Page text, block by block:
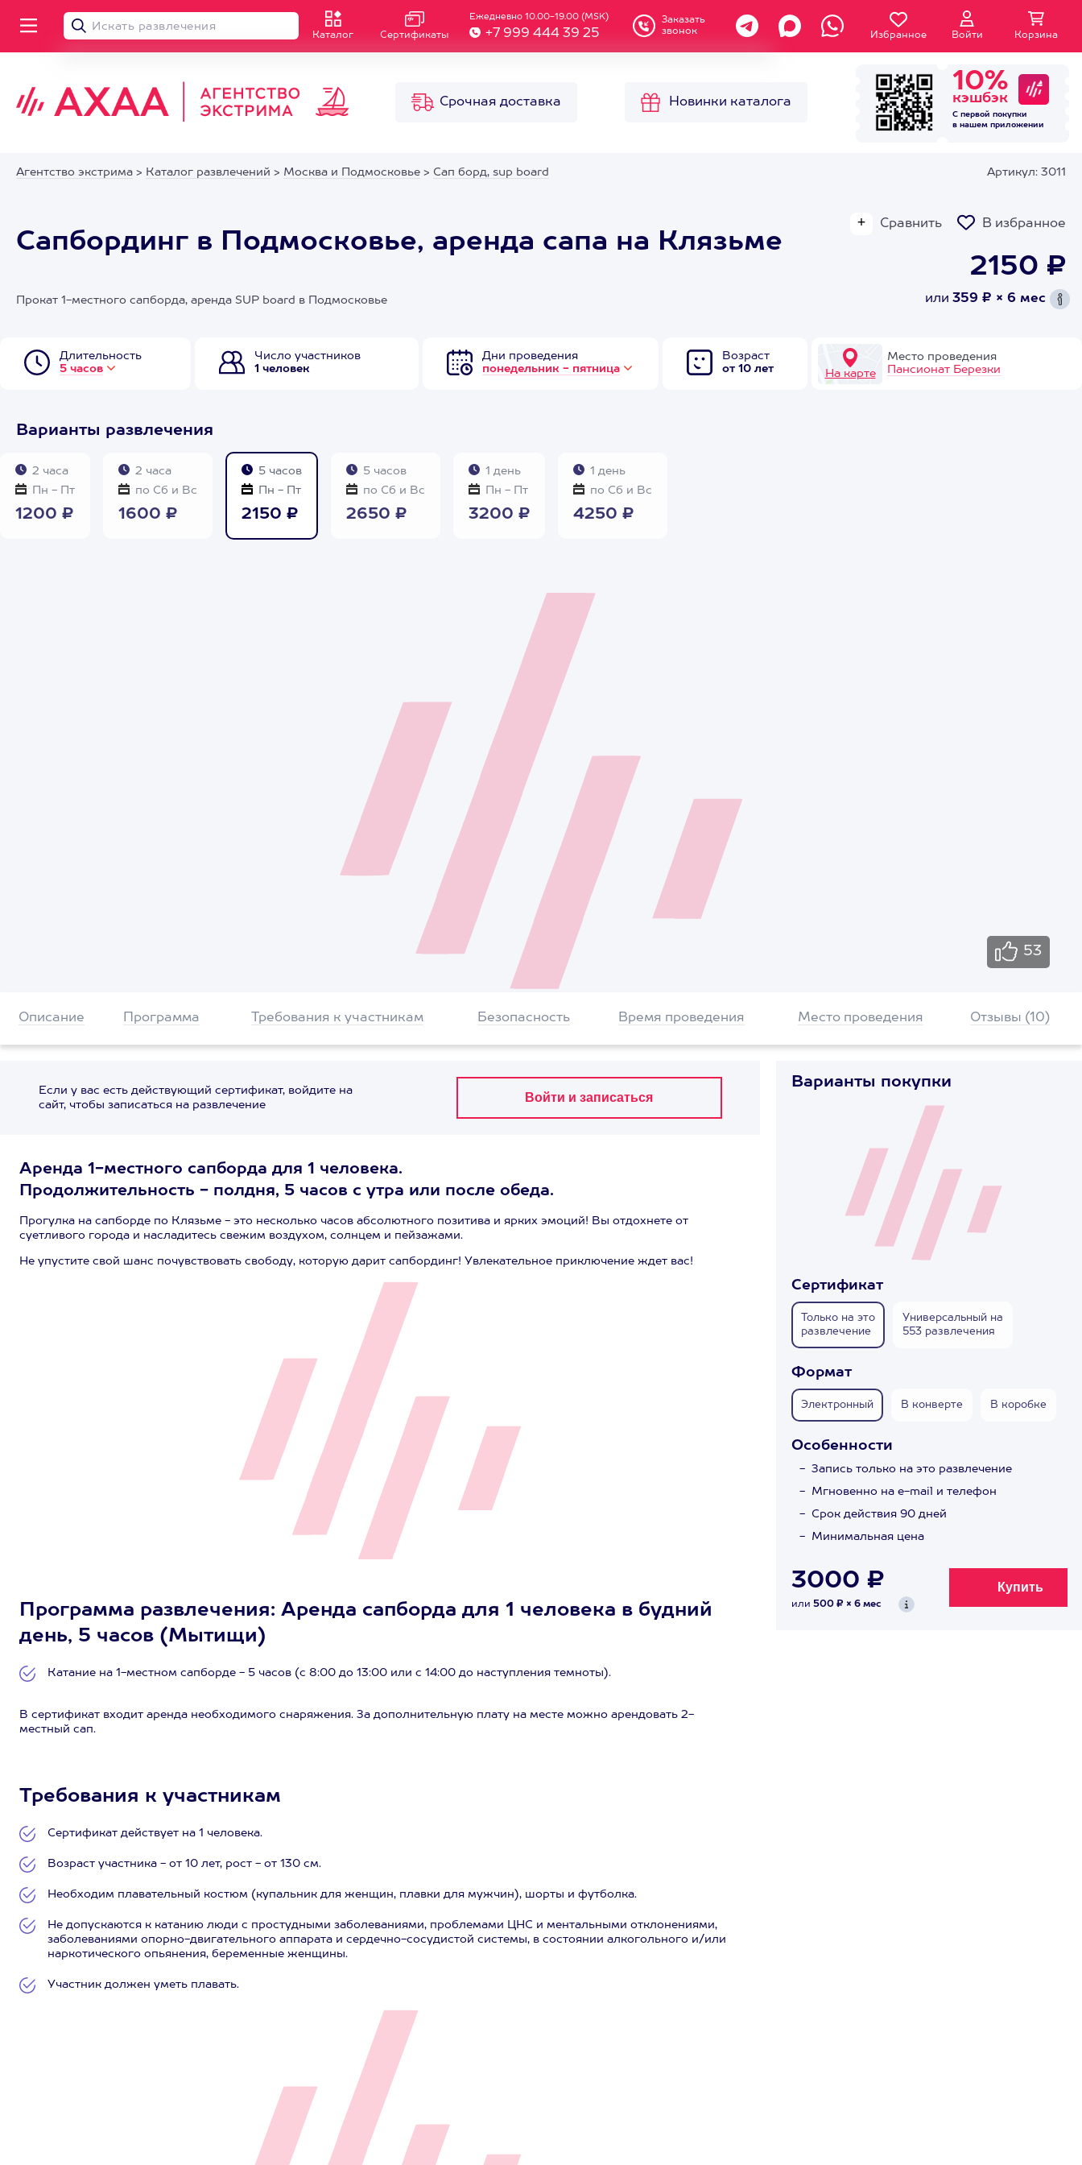
Каталог Сертификаты
Ежедневно 10.00-19.00 (MSK)
+7 999 444 39 25
Заказать
звонок
Избранное Войти Корзина
Срочная доставка Новинки каталога
10%
кэшбэк
С первой покупки
в нашем приложении
Агентство экстрима > Каталог развлечений > Москва и Подмосковье > Сап борд, sup board Артикул: 3011
Сапбординг в Подмосковье, аренда сапа на Клязьме
Сравнить В избранное
2150 ₽
или 359 ₽ × 6 мес
Прокат 1-местного сапборда, аренда SUP board в Подмосковье
Длительность
5 часов
Число участников
1 человек
Дни проведения
понедельник - пятница
Возраст
от 10 лет
На карте
Место проведения
Пансионат Березки
Варианты развлечения
2 часа
Пн - Пт
1200 ₽
2 часа
по Сб и Вс
1600 ₽
5 часов
Пн - Пт
2150 ₽
5 часов
по Сб и Вс
2650 ₽
1 день
Пн - Пт
3200 ₽
1 день
по Сб и Вс
4250 ₽
53
Описание Программа Требования к участникам Безопасность Время проведения Место проведения Отзывы (10)
Если у вас есть действующий сертификат, войдите на
сайт, чтобы записаться на развлечение
Аренда 1-местного сапборда для 1 человека.
Продолжительность - полдня, 5 часов с утра или после обеда.
Прогулка на сапборде по Клязьме - это несколько часов абсолютного позитива и ярких эмоций! Вы отдохнете от
суетливого города и насладитесь свежим воздухом, солнцем и пейзажами.
Не упустите свой шанс почувствовать свободу, которую дарит сапбординг! Увлекательное приключение ждет вас!
Программа развлечения: Аренда сапборда для 1 человека в будний
день, 5 часов (Мытищи)
Катание на 1-местном сапборде - 5 часов (с 8:00 до 13:00 или с 14:00 до наступления темноты).
В сертификат входит аренда необходимого снаряжения. За дополнительную плату на месте можно арендовать 2-
местный сап.
Требования к участникам
Сертификат действует на 1 человека.
Возраст участника - от 10 лет, рост - от 130 см.
Необходим плавательный костюм (купальник для женщин, плавки для мужчин), шорты и футболка.
Не допускаются к катанию люди с простудными заболеваниями, проблемами ЦНС и ментальными отклонениями,
заболеваниями опорно-двигательного аппарата и сердечно-сосудистой системы, в состоянии алкогольного и/или
наркотического опьянения, беременные женщины.
Участник должен уметь плавать.
Варианты покупки
Сертификат
Только на это
развлечение
Универсальный на
553 развлечения
Формат
Электронный В конверте В коробке
Особенности
Запись только на это развлечение
Мгновенно на e-mail и телефон
Срок действия 90 дней
Минимальная цена
3000 ₽
или 500 ₽ × 6 мес